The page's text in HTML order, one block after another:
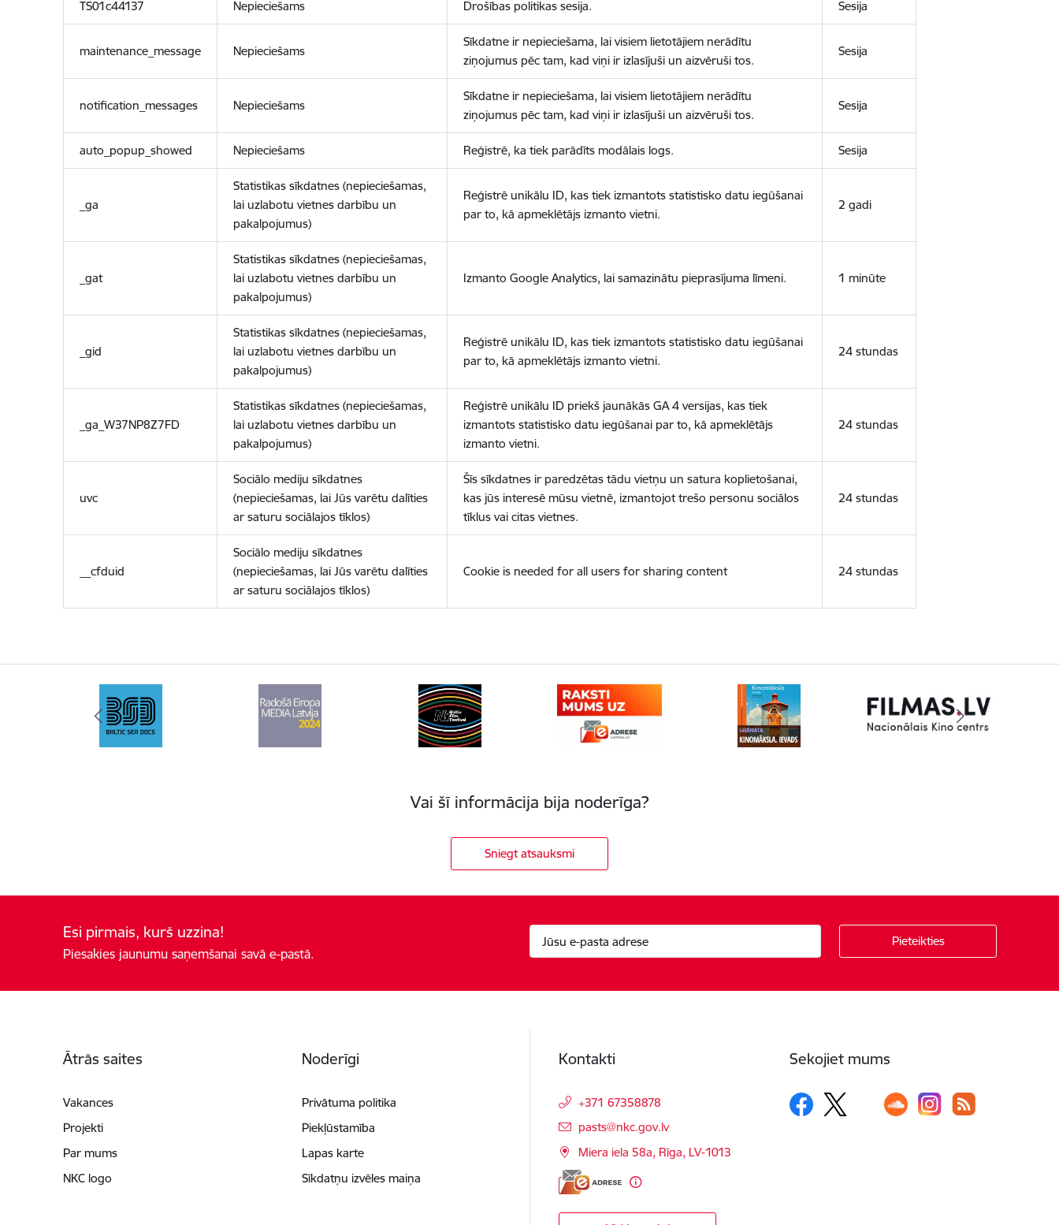
TS01c44137 Nepieciešams Drošības politikas sesija. Sesija
maintenance_message Nepieciešams
Sīkdatne ir nepieciešama, lai visiem lietotājiem nerādītu
ziņojumus pēc tam, kad viņi ir izlasījuši un aizvēruši tos.
Sesija
notification_messages Nepieciešams
Sīkdatne ir nepieciešama, lai visiem lietotājiem nerādītu
ziņojumus pēc tam, kad viņi ir izlasījuši un aizvēruši tos.
Sesija
auto_popup_showed Nepieciešams Reģistrē, ka tiek parādīts modālais logs. Sesija
_ga
Statistikas sīkdatnes (nepieciešamas,
lai uzlabotu vietnes darbību un
pakalpojumus)
Reģistrē unikālu ID, kas tiek izmantots statistisko datu iegūšanai
par to, kā apmeklētājs izmanto vietni.
2 gadi
_gat
Statistikas sīkdatnes (nepieciešamas,
lai uzlabotu vietnes darbību un
pakalpojumus)
Izmanto Google Analytics, lai samazinātu pieprasījuma līmeni. 1 minūte
_gid
Statistikas sīkdatnes (nepieciešamas,
lai uzlabotu vietnes darbību un
pakalpojumus)
Reģistrē unikālu ID, kas tiek izmantots statistisko datu iegūšanai
par to, kā apmeklētājs izmanto vietni.
24 stundas
_ga_W37NP8Z7FD
Statistikas sīkdatnes (nepieciešamas,
lai uzlabotu vietnes darbību un
pakalpojumus)
Reģistrē unikālu ID priekš jaunākās GA 4 versijas, kas tiek
izmantots statistisko datu iegūšanai par to, kā apmeklētājs
izmanto vietni.
24 stundas
uvc
Sociālo mediju sīkdatnes
(nepieciešamas, lai Jūs varētu dalīties
ar saturu sociālajos tīklos)
Šīs sīkdatnes ir paredzētas tādu vietņu un satura koplietošanai,
kas jūs interesē mūsu vietnē, izmantojot trešo personu sociālos
tīklus vai citas vietnes.
24 stundas
__cfduid
Sociālo mediju sīkdatnes
(nepieciešamas, lai Jūs varētu dalīties
ar saturu sociālajos tīklos)
Cookie is needed for all users for sharing content 24 stundas
Vai šī informācija bija noderīga?
Sniegt atsauksmi
Esi pirmais, kurš uzzina!
Piesakies jaunumu saņemšanai savā e-pastā.
Ātrās saites
Vakances
Projekti
Par mums
NKC logo
Noderīgi
Privātuma politika
Piekļūstamība
Lapas karte
Sīkdatņu izvēles maiņa
Kontakti
+371 67358878
E-pasts:
pasts@nkc.gov.lv
Miera iela 58a, Rīga, LV-1013
Sekojiet mums